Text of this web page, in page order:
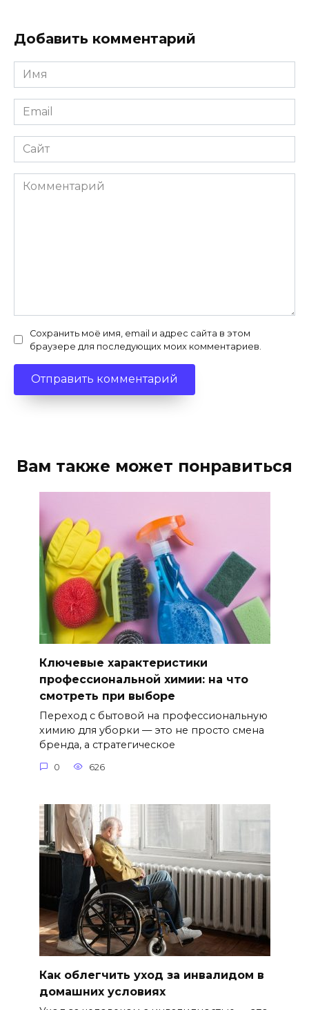
Добавить комментарий
Имя
Email
Сайт
Комментарий
Сохранить моё имя, email и адрес сайта в этом
браузере для последующих моих комментариев.
Вам также может понравиться
Ключевые характеристики
профессиональной химии: на что
смотреть при выборе
Переход с бытовой на профессиональную
химию для уборки — это не просто смена
бренда, а стратегическое
0 626
Как облегчить уход за инвалидом в
домашних условиях